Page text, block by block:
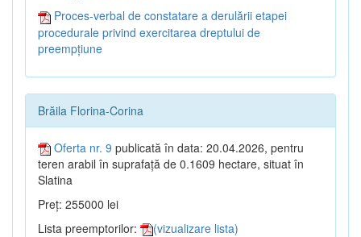
Proces-verbal de constatare a derulării etapei
procedurale privind exercitarea dreptului de
preempțiune
Brăila Florina-Corina
Oferta nr. 9 publicată în data: 20.04.2026, pentru
teren arabil în suprafață de 0.1609 hectare, situat în
Slatina
Preț: 255000 lei
Lista preemptorilor:
(vizualizare lista)